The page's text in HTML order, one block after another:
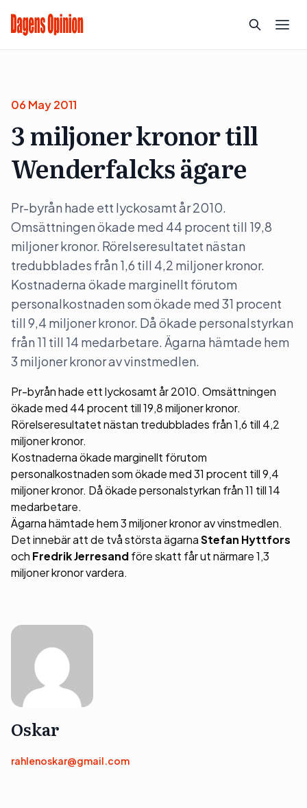
06 May 2011
3 miljoner kronor till
Wenderfalcks ägare
Pr-byrån hade ett lyckosamt år 2010.
Omsättningen ökade med 44 procent till 19,8
miljoner kronor. Rörelseresultatet nästan
tredubblades från 1,6 till 4,2 miljoner kronor.
Kostnaderna ökade marginellt förutom
personalkostnaden som ökade med 31 procent
till 9,4 miljoner kronor. Då ökade personalstyrkan
från 11 till 14 medarbetare. Ägarna hämtade hem
3 miljoner kronor av vinstmedlen.
Pr-byrån hade ett lyckosamt år 2010. Omsättningen
ökade med 44 procent till 19,8 miljoner kronor.
Rörelseresultatet nästan tredubblades från 1,6 till 4,2
miljoner kronor.
Kostnaderna ökade marginellt förutom
personalkostnaden som ökade med 31 procent till 9,4
miljoner kronor. Då ökade personalstyrkan från 11 till 14
medarbetare.
Ägarna hämtade hem 3 miljoner kronor av vinstmedlen.
Det innebär att de två största ägarnaStefan Hyttfors
och Fredrik Jerresandföre skatt får ut närmare 1,3
miljoner kronor vardera.
Oskar
rahlenoskar@gmail.com